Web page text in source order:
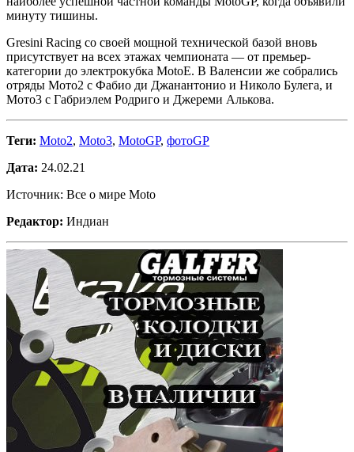
минуту тишины.
Gresini Racing со своей мощной технической базой вновь
присутствует на всех этажах чемпионата — от премьер-
категории до электрокубка MotoE. В Валенсии же собрались
отряды Мото2 с Фабио ди Джанантонио и Николо Булега, и
Мото3 с Габриэлем Родриго и Джереми Алькова.
Теги: Moto2, Moto3, MotoGP, фотоGP
Дата: 24.02.21
Источник: Все о мире Moto
Редактор: Индиан